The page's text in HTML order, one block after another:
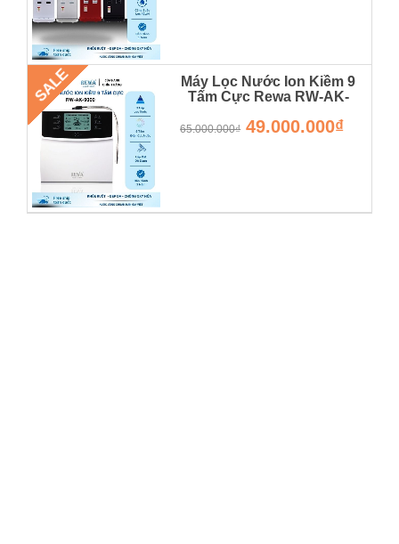
SALE
Máy Lọc Nước Ion Kiềm 9
Tấm Cực Rewa RW-AK-
Bảo Hành 36 Tháng
65.000.000₫ 49.000.000₫